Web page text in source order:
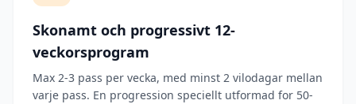
Skonamt och progressivt 12-
veckorsprogram
Max 2-3 pass per vecka, med minst 2 vilodagar mellan
varje pass. En progression speciellt utformad for 50-